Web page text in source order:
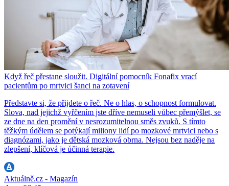
Když řeč přestane sloužit. Digitální pomocník Fonafix vrací
pacientům po mrtvici šanci na zotavení
Představte si, že přijdete o řeč. Ne o hlas, o schopnost formulovat.
Slova, nad jejichž vyřčením jste dříve nemuseli vůbec přemýšlet, se
ze dne na den promění v nesrozumitelnou směs zvuků. S tímto
těžkým údělem se potýkají miliony lidí po mozkové mrtvici nebo s
diagnózami, jako je dětská mozková obrna. Nejsou bez naděje na
zlepšení, klíčová je účinná terapie.
Aktuálně.cz - Magazín